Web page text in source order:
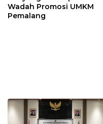
Wadah Promosi UMKM
Pemalang